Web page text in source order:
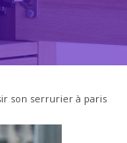
son serrurier à paris